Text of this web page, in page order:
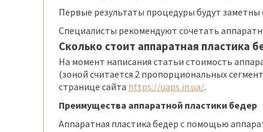
Первые результаты процедуры будут заметны
Специалисты рекомендуют сочетать
Сколько стоит аппаратная пластика
На момент написания статьи стоимость
(зоной считается 2 пропорциональных
странице сайта https://uaps.in.ua/.
Преимущества аппаратной пластики бедер
Аппаратная пластика бедер с помощью